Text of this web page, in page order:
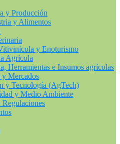
y Producción
y Alimentos
y Enoturismo
Agrícola
Herramientas e Insumos agrícolas
Mercados
y Tecnología (AgTech)
y Medio Ambiente